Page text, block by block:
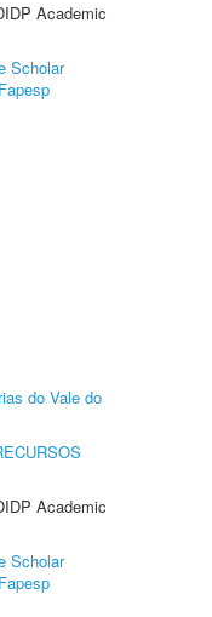
Academic
Scholar
Fapesp
do Vale do
Academic
Scholar
Fapesp